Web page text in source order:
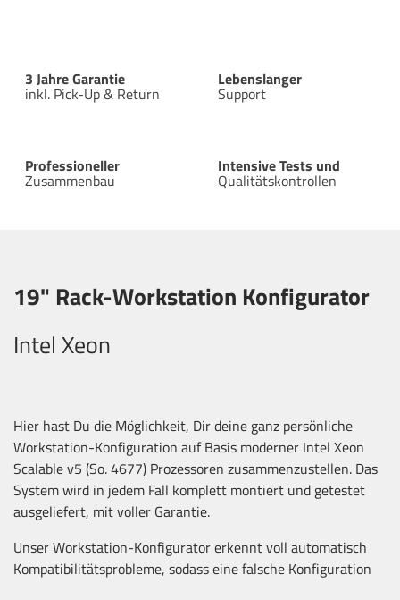
3 Jahre Garantie
inkl. Pick-Up & Return
Lebenslanger
Support
Professioneller
Zusammenbau
Intensive Tests und
Qualitätskontrollen
19" Rack-Workstation Konfigurator
Intel Xeon
Hier hast Du die Möglichkeit, Dir deine ganz persönliche
Workstation-Konfiguration auf Basis moderner Intel Xeon
Scalable v5 (So. 4677) Prozessoren zusammenzustellen. Das
System wird in jedem Fall komplett montiert und getestet
ausgeliefert, mit voller Garantie.
Unser Workstation-Konfigurator erkennt voll automatisch
Kompatibilitätsprobleme, sodass eine falsche Konfiguration